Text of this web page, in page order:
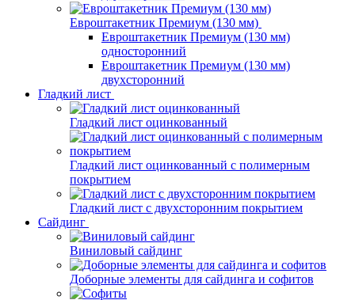
Евроштакетник Премиум (130 мм)
Евроштакетник Премиум (130 мм)
односторонний
Евроштакетник Премиум (130 мм)
двухсторонний
Гладкий лист
Гладкий лист оцинкованный
Гладкий лист оцинкованный с полимерным
покрытием
Гладкий лист с двухсторонним покрытием
Сайдинг
Виниловый сайдинг
Доборные элементы для сайдинга и софитов